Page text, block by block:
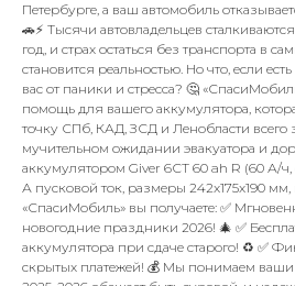
Петербурге, а ваш автомобиль
🚗⚡️ Тысячи автовладельцев
год, и страх остаться без транспорта в
становится реальностью. Но что, если
вас от паники и стресса? 🤔
помощь для вашего аккумулятора,
точку СПб, КАД, ЗСД и Ленобласти всего
мучительном ожидании эвакуатора и
аккумулятором Giver 6СТ 60 ah R (60 А/ч,
А пусковой ток, размеры 242x175x190 мм,
«СпасиМобиль» вы получаете: ✅
новогодние праздники 2026! 🎄 ✅
аккумулятора при сдаче старого! ♻️ ✅
скрытых платежей! 💰 Мы понимаем ваши